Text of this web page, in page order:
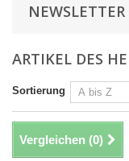
NEWSLETTER
ARTIKEL DES
Sortierung
Vergleichen (0)